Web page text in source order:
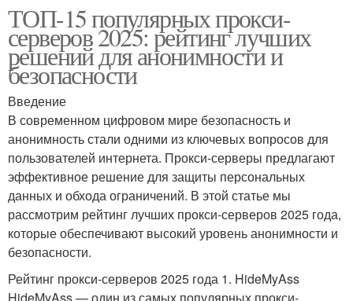
ТОП-15 популярных прокси-
серверов 2025: рейтинг лучших
решений для анонимности и
безопасности
Введение
В современном цифровом мире безопасность и
анонимность стали одними из ключевых вопросов для
пользователей интернета. Прокси-серверы предлагают
эффективное решение для защиты персональных
данных и обхода ограничений. В этой статье мы
рассмотрим рейтинг лучших прокси-серверов 2025 года,
которые обеспечивают высокий уровень анонимности и
безопасности.
Рейтинг прокси-серверов 2025 года 1. HideMyAss